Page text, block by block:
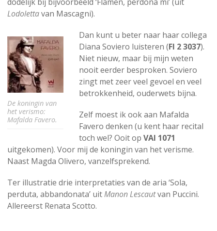
dodelijk bij bijvoorbeeld ‘Flamen, perdona mi’ (uit
Lodolettavan Mascagni).
De koningin van
het verismo:
Mafalda Favero.
Dan kunt u beter naar haar collega
Diana Soviero luisteren (Fl 2 3037).
Niet nieuw, maar bij mijn weten
nooit eerder besproken. Soviero
zingt met zeer veel gevoel en veel
betrokkenheid, ouderwets bijna.
Zelf moest ik ook aan Mafalda
Favero denken (u kent haar recital
toch wel? Ooit op VAI 1071
uitgekomen). Voor mij de koningin van het verisme.
Naast Magda Olivero, vanzelfsprekend.
Ter illustratie drie interpretaties van de aria ‘Sola,
perduta, abbandonata’ uitManon Lescautvan Puccini.
Allereerst Renata Scotto.